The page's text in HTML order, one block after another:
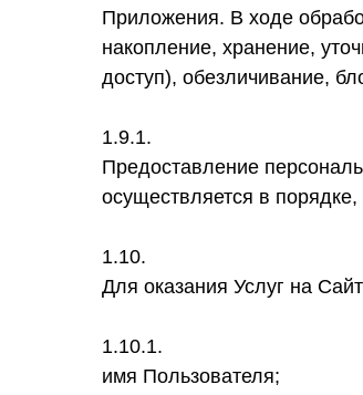
Приложения. В ходе
накопление, хранение,
доступ), обезличивание,
1.9.1.
Предоставление
осуществляется в
1.10.
Для оказания Услуг на
1.10.1.
имя Пользователя;